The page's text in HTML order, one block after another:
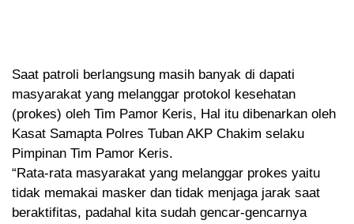
Saat patroli berlangsung masih banyak di dapati
masyarakat yang melanggar protokol kesehatan
(prokes) oleh Tim Pamor Keris, Hal itu dibenarkan oleh
Kasat Samapta Polres Tuban AKP Chakim selaku
Pimpinan Tim Pamor Keris.
“Rata-rata masyarakat yang melanggar prokes yaitu
tidak memakai masker dan tidak menjaga jarak saat
beraktifitas, padahal kita sudah gencar-gencarnya